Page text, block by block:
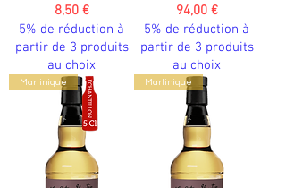
Prix
8,50 €
5% de réduction à
partir de 3 produits
au choix
Prix
94,00 €
5% de réduction à
partir de 3 produits
au choix
Martinique Martinique